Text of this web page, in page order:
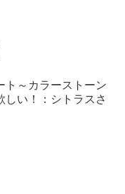
ト～カラーストーン
しい！：シトラスさ